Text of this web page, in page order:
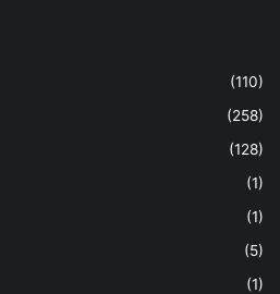
(110)
(258)
(128)
(1)
(1)
(5)
(1)